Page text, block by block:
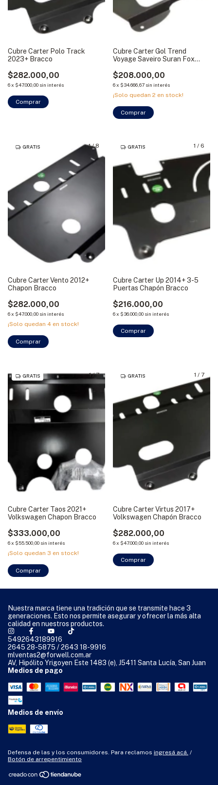
Cubre Carter Polo Track
2023+ Bracco
$282.000,00
6x $47.000,00 sin interés
Cubre Carter Gol Trend
Voyage Saveiro Suran Fox
$208.000,00
6x $34.666,67 sin interés
¡Solo quedan 2 en stock!
1/8
GRATIS
Cubre Carter Vento 2012+
Chapon Bracco
$282.000,00
6x $47.000,00 sin interés
¡Solo quedan 4 en stock!
Comprar
1 / 6
GRATIS
Cubre Carter Up 2014+ 3-5
Puertas Chapón Bracco
$216.000,00
6x $36.000,00 sin interés
1/7
GRATIS
Cubre Carter Taos 2021+
Volkswagen Chapon Bracco
$333.000,00
6x $55.500,00 sin interés
¡Solo quedan 3 en stock!
1 / 7
GRATIS
Cubre Carter Virtus 2017+
Volkswagen Chapón Bracco
$282.000,00
6x $47.000,00 sin interés
Nuestra marca tiene una tradición que se transmite hace 3
generaciones. Esto nos permite asegurar y ofrecer la más alta
calidad en nuestros productos.
5492643189916
2645 28-5875 / 2643 18-9916
mlventas2@forwell.com.ar
AV, Hipólito Yrigoyen Este 1483 (e), J5411 Santa Lucía, San Juan
Medios de pago
Medios de envío
Defensa de las y los consumidores. Para reclamos ingresá acá. /
Botón de arrepentimiento